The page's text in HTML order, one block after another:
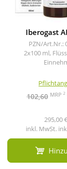
Iberogast
PZN/Art.Nr.:
2x100 ml,
102,60 MRP 2
295,00
inkl. MwSt.